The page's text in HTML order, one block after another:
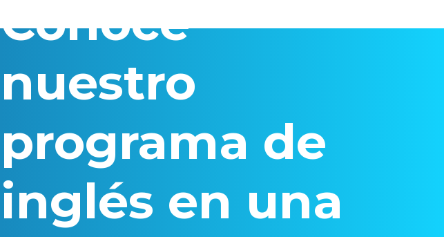
Conoce
nuestro
programa de
inglés en una